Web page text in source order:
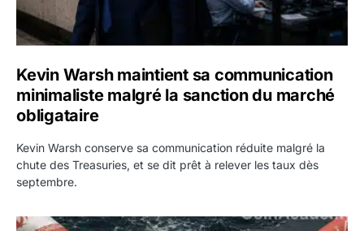
Kevin Warsh maintient sa communication
minimaliste malgré la sanction du marché
obligataire
Kevin Warsh conserve sa communication réduite malgré la
chute des Treasuries, et se dit prêt à relever les taux dès
septembre.
Ormuz : l’Iran annonce un accord avec Oman sur une